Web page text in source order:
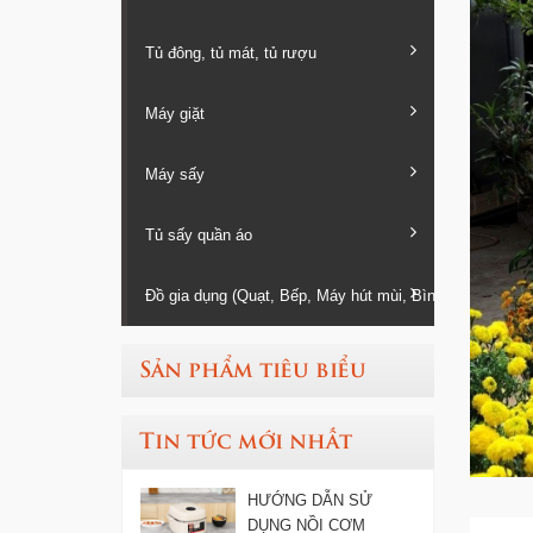
Tủ đông, tủ mát, tủ rượu
Máy giặt
Máy sấy
Tủ sấy quần áo
Đồ gia dụng (Quạt, Bếp, Máy hút mùi, Bình nóng lạnh...)
Sản phẩm tiêu biểu
Tin tức mới nhất
HƯỚNG DẪN SỬ
DỤNG NỒI CƠM